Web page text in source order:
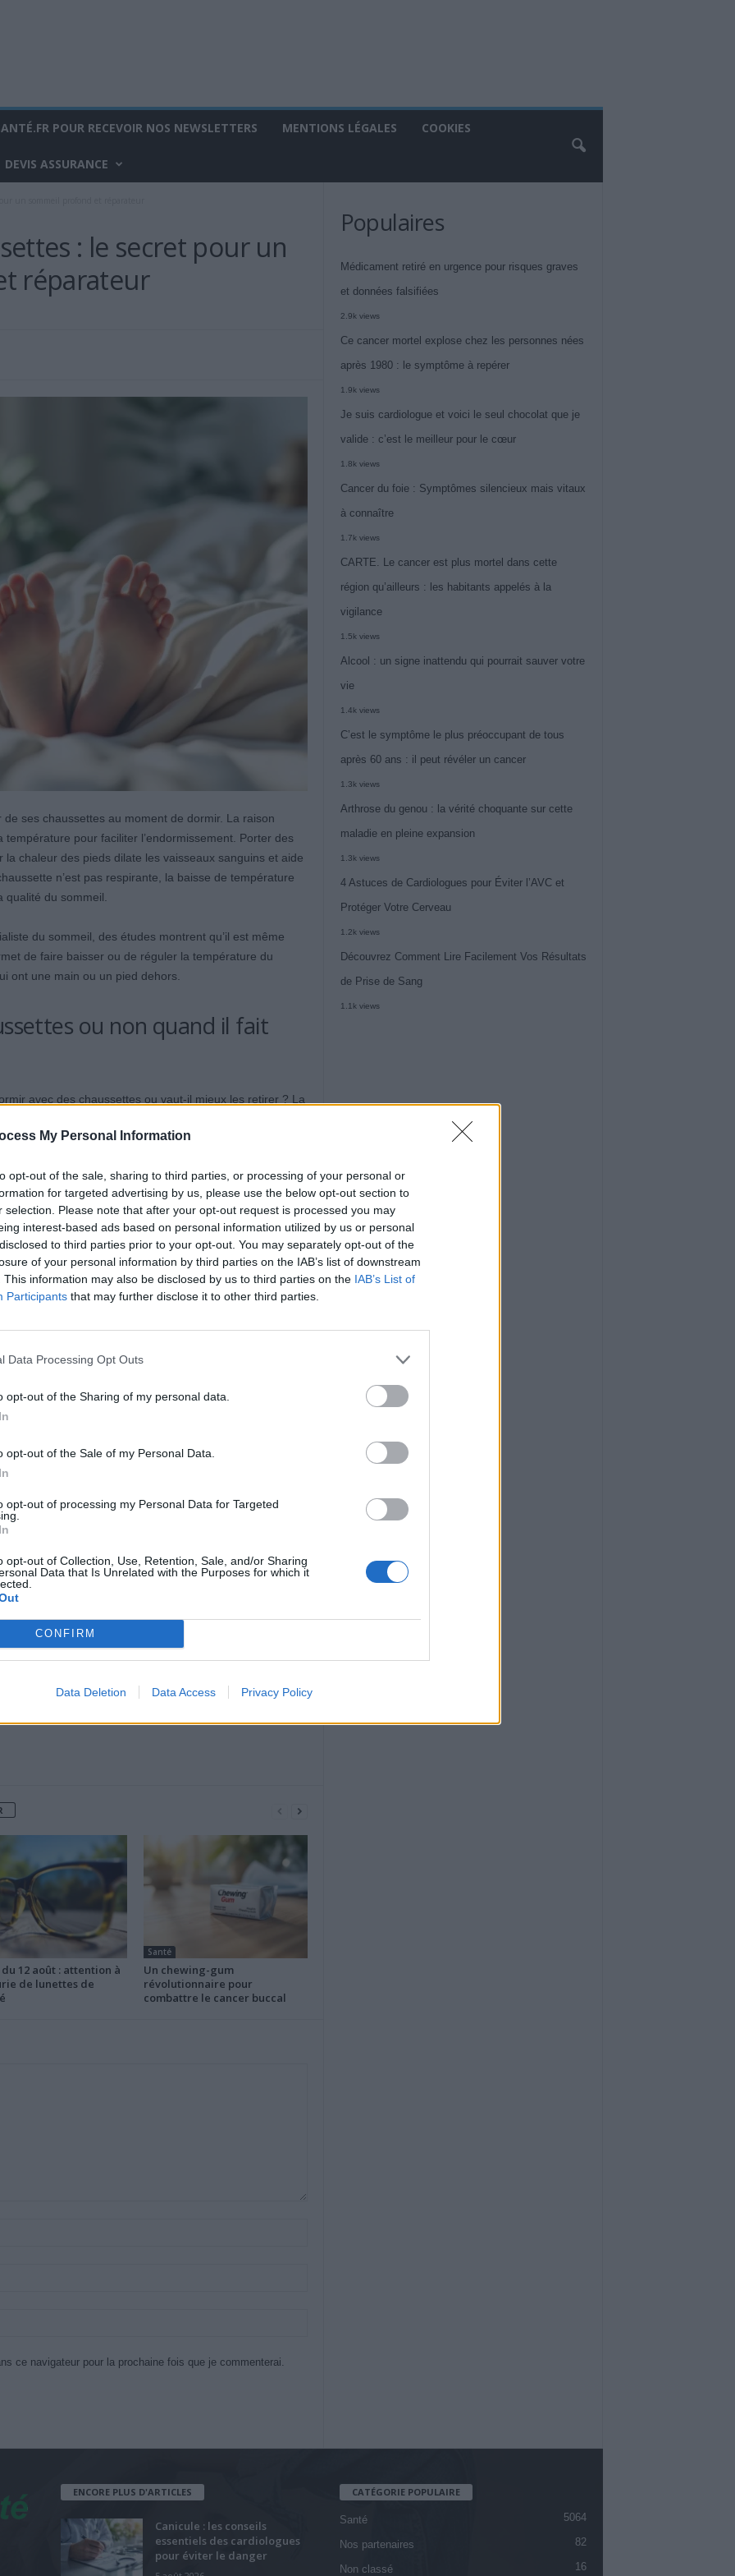
My Personal Information
opt-out of the sale, sharing to third parties, or processing of your personal or
for targeted advertising by us, please use the below opt-out section to
selection. Please note that after your opt-out request is processed you may
interest-based ads based on personal information utilized by us or personal
to third parties prior to your opt-out. You may separately opt-out of the
of your personal information by third parties on the IAB’s list of downstream
This information may also be disclosed by us to third parties on the IAB’s List of
Participants that may further disclose it to other third parties.
Data Processing Opt Outs
opt-out of the Sharing of my personal data.
opt-out of the Sale of my Personal Data.
opt-out of processing my Personal Data for Targeted
opt-out of Collection, Use, Retention, Sale, and/or Sharing
Data that Is Unrelated with the Purposes for which it
CONFIRM
Data Deletion Data Access Privacy Policy
POUR RECEVOIR NOS NEWSLETTERS MENTIONS LÉGALES COOKIES
DEVIS ASSURANCE
: le secret pour un
réparateur
ses chaussettes au moment de dormir. La raison
pour faciliter l’endormissement. Porter des
chaleur des pieds dilate les vaisseaux sanguins et aide
n’est pas respirante, la baisse de température
du sommeil.
du sommeil, des études montrent qu’il est même
de faire baisser ou de réguler la température du
ont une main ou un pied dehors.
ou non quand il fait
avec des chaussettes ou vaut-il mieux les retirer ? La
que les chaussettes peuvent favoriser un
le coucher. Il recommande de les enfiler environ 30 à
Ensuite, il est préférable de les retirer au moment
aux pieds, notamment les personnes âgées, porter des
Avec l’âge, il est plus fréquent d’avoir froid aux
dormir. Dans ce cas, le port de chaussettes pendant la
de maintenir une température ambiante confortable
la régulation de la température corporelle et
de ne pas surchauffer la chambre pour favoriser un
est fraîche. Une chambre trop chaude rend
frais offre un meilleur confort et facilite la
Le secret pour inverser le
vieillissement des cellules enfin dévoilé
du 12 août : attention à
de lunettes de
Santé
Un chewing-gum
révolutionnaire pour
combattre le cancer buccal
ce navigateur pour la prochaine fois que je commenterai.
Populaires
Médicament retiré en urgence pour risques graves
et données falsifiées
2.9k views
Ce cancer mortel explose chez les personnes nées
après 1980 : le symptôme à repérer
1.9k views
Je suis cardiologue et voici le seul chocolat que je
valide : c’est le meilleur pour le cœur
1.8k views
Cancer du foie : Symptômes silencieux mais vitaux
à connaître
1.7k views
CARTE. Le cancer est plus mortel dans cette
région qu’ailleurs : les habitants appelés à la
vigilance
1.5k views
Alcool : un signe inattendu qui pourrait sauver votre
vie
1.4k views
C’est le symptôme le plus préoccupant de tous
après 60 ans : il peut révéler un cancer
1.3k views
Arthrose du genou : la vérité choquante sur cette
maladie en pleine expansion
1.3k views
4 Astuces de Cardiologues pour Éviter l’AVC et
Protéger Votre Cerveau
1.2k views
Découvrez Comment Lire Facilement Vos Résultats
de Prise de Sang
1.1k views
ENCORE PLUS D'ARTICLES
Canicule : les conseils
essentiels des cardiologues
pour éviter le danger
CATÉGORIE POPULAIRE
Santé 5064
Nos partenaires 82
Non classé 16